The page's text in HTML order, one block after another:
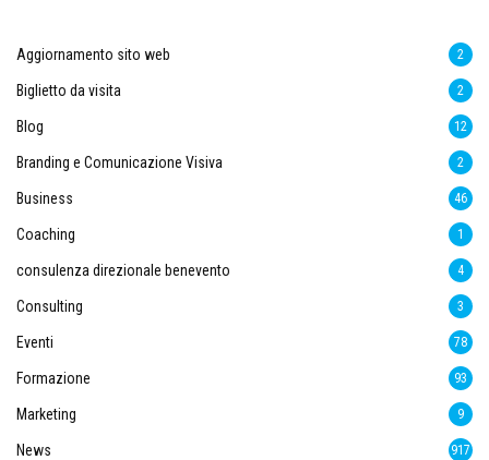
Aggiornamento sito web 2
Biglietto da visita 2
Blog 12
Branding e Comunicazione Visiva 2
Business 46
Coaching 1
consulenza direzionale benevento 4
Consulting 3
Eventi 78
Formazione 93
Marketing 9
News 917